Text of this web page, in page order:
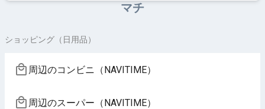
マチ
ショッピング（日用品）
周辺のコンビニ（NAVITIME）
周辺のスーパー（NAVITIME）